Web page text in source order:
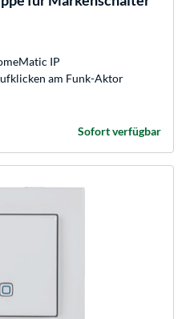
IP
am Funk-Aktor
Sofort verfügbar